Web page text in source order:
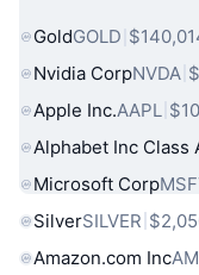
GoldGOLD
Nvidia CorpNVDA
Apple Inc.AAPL
Alphabet Inc Class
Microsoft Corp
SilverSILVER
Amazon.com Inc